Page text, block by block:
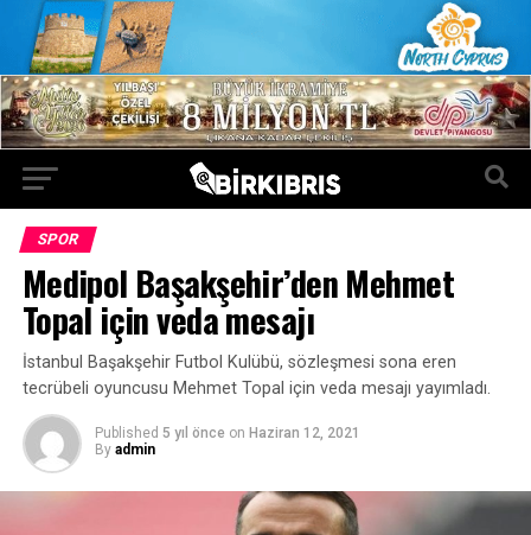
SPOR
Medipol Başakşehir’den Mehmet
Topal için veda mesajı
İstanbul Başakşehir Futbol Kulübü, sözleşmesi sona eren
tecrübeli oyuncusu Mehmet Topal için veda mesajı yayımladı.
Published 5 yıl önce on Haziran 12, 2021
By admin